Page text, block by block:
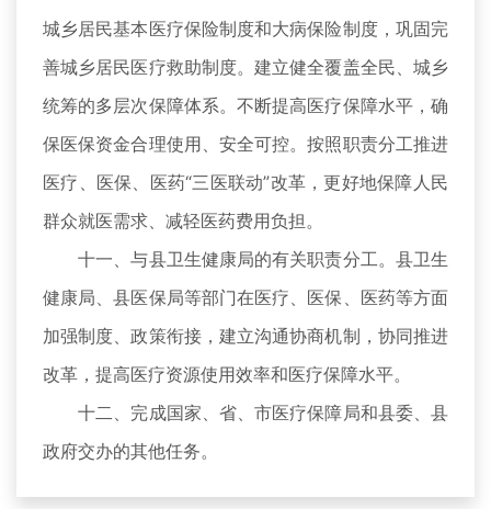
城乡居民基本医疗保险制度和大病保险制度，巩固完
善城乡居民医疗救助制度。建立健全覆盖全民、城乡
统筹的多层次保障体系。不断提高医疗保障水平，确
保医保资金合理使用、安全可控。按照职责分工推进
医疗、医保、医药“三医联动”改革，更好地保障人民
群众就医需求、减轻医药费用负担。
十一、与县卫生健康局的有关职责分工。县卫生
健康局、县医保局等部门在医疗、医保、医药等方面
加强制度、政策衔接，建立沟通协商机制，协同推进
改革，提高医疗资源使用效率和医疗保障水平。
十二、完成国家、省、市医疗保障局和县委、县
政府交办的其他任务。